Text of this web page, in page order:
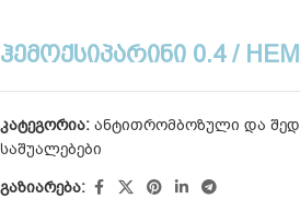
ᲰᲔᲛᲝᲥᲡᲘᲞᲐᲠᲘᲜᲘ 0.4 /
კატეგორია: ანტითრომბოზული და
საშუალებები
გაზიარება: